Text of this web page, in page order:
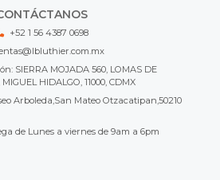
+52 1 56 4387 0698
SIERRA MOJADA 560, LOMAS DE
HIDALGO, 11000, CDMX
Arboleda,San Mateo Otzacatipan,50210
de Lunes a viernes de 9am a 6pm